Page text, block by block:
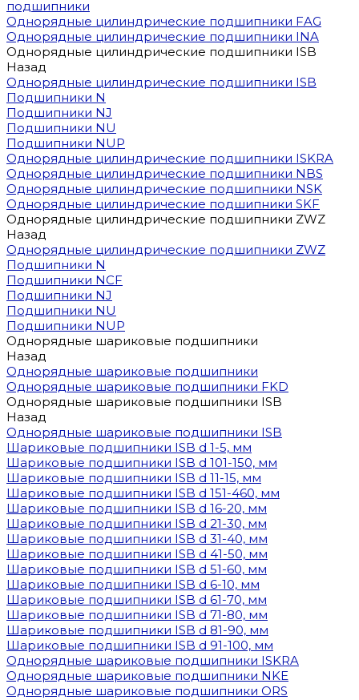
подшипники
Однорядные цилиндрические подшипники FAG
Однорядные цилиндрические подшипники INA
Однорядные цилиндрические подшипники ISB
Назад
Однорядные цилиндрические подшипники ISB
Подшипники N
Подшипники NJ
Подшипники NU
Подшипники NUP
Однорядные цилиндрические подшипники ISKRA
Однорядные цилиндрические подшипники NBS
Однорядные цилиндрические подшипники NSK
Однорядные цилиндрические подшипники SKF
Однорядные цилиндрические подшипники ZWZ
Назад
Однорядные цилиндрические подшипники ZWZ
Подшипники N
Подшипники NCF
Подшипники NJ
Подшипники NU
Подшипники NUP
Однорядные шариковые подшипники
Назад
Однорядные шариковые подшипники
Однорядные шариковые подшипники FKD
Однорядные шариковые подшипники ISB
Назад
Однорядные шариковые подшипники ISB
Шариковые подшипники ISB d 1-5, мм
Шариковые подшипники ISB d 101-150, мм
Шариковые подшипники ISB d 11-15, мм
Шариковые подшипники ISB d 151-460, мм
Шариковые подшипники ISB d 16-20, мм
Шариковые подшипники ISB d 21-30, мм
Шариковые подшипники ISB d 31-40, мм
Шариковые подшипники ISB d 41-50, мм
Шариковые подшипники ISB d 51-60, мм
Шариковые подшипники ISB d 6-10, мм
Шариковые подшипники ISB d 61-70, мм
Шариковые подшипники ISB d 71-80, мм
Шариковые подшипники ISB d 81-90, мм
Шариковые подшипники ISB d 91-100, мм
Однорядные шариковые подшипники ISKRA
Однорядные шариковые подшипники NKE
Однорядные шариковые подшипники ORS